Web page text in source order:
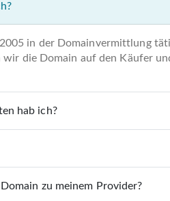
in der Domainvermittlung
die Domain auf den Käufer
hab ich?
zu meinem Provider?